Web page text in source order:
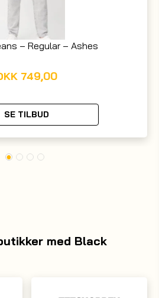
– Regular – Ashes
749,00
SE TILBUD
med Black